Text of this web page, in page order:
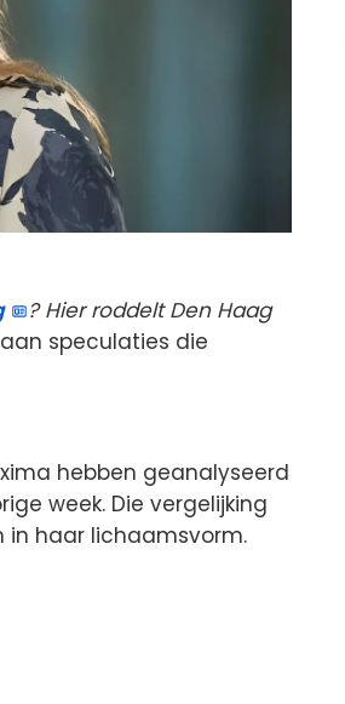
? Hier roddelt Den Haag
speculaties die
hebben geanalyseerd
week. Die vergelijking
in haar lichaamsvorm.